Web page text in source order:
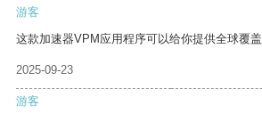
游客
这款加速器VPM应用程序可以给你提供全球覆盖
2025-09-23
游客